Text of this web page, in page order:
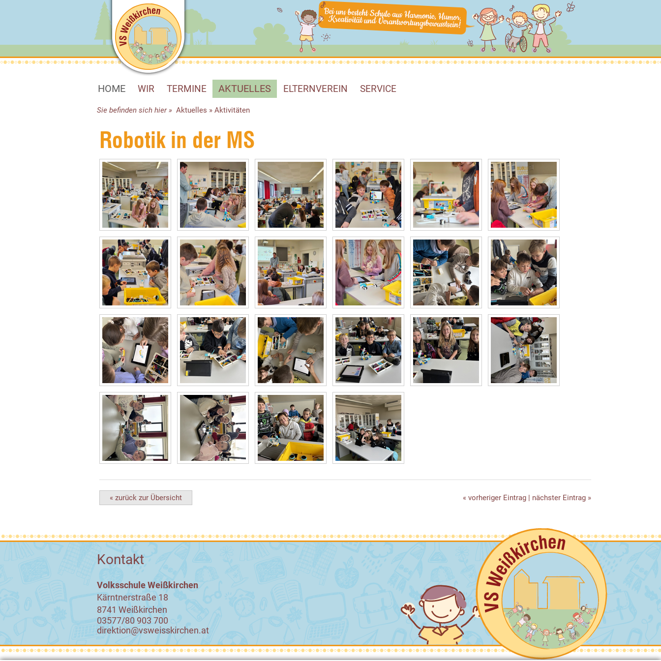
HOME WIR TERMINE AKTUELLES ELTERNVEREIN SERVICE
Sie befinden sich hier » Aktuelles » Aktivitäten
Robotik in der MS
« zurück zur Übersicht « vorheriger Eintrag | nächster Eintrag »
Kontakt
Volksschule Weißkirchen
Kärntnerstraße 18
8741 Weißkirchen
03577/80 903 700
direktion@vsweisskirchen.at